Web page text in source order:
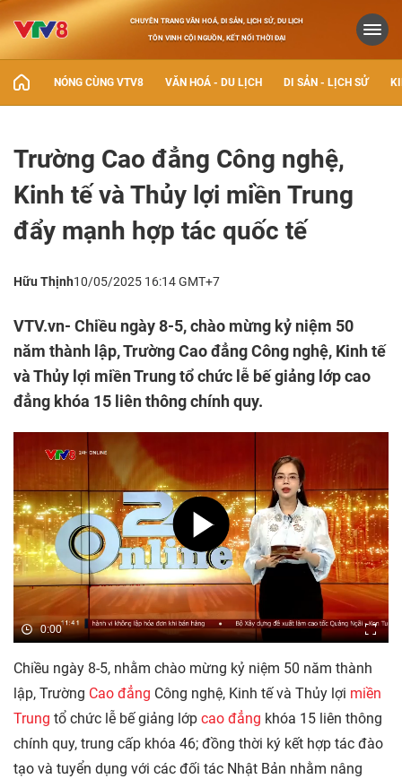
CHUYÊN TRANG VĂN HOÁ, DI SẢN, LỊCH SỬ, DU LỊCH
TÔN VINH CỘI NGUỒN, KẾT NỐI THỜI ĐẠI
NÓNG CÙNG VTV8 VĂN HOÁ - DU LỊCH DI SẢN - LỊCH SỬ
Trường Cao đẳng Công nghệ,
Kinh tế và Thủy lợi miền Trung
đẩy mạnh hợp tác quốc tế
Hữu Thịnh10/05/2025 16:14 GMT+7
VTV.vn- Chiều ngày 8-5, chào mừng kỷ niệm 50
năm thành lập, Trường Cao đẳng Công nghệ, Kinh tế
và Thủy lợi miền Trung tổ chức lễ bế giảng lớp cao
đẳng khóa 15 liên thông chính quy.
0:00
Chiều ngày 8-5, nhằm chào mừng kỷ niệm 50 năm thành
lập, Trường Cao đẳng Công nghệ, Kinh tế và Thủy lợi miền
Trung tổ chức lễ bế giảng lớp cao đẳng khóa 15 liên thông
chính quy, trung cấp khóa 46; đồng thời ký kết hợp tác đào
tạo và tuyển dụng với các đối tác Nhật Bản nhằm nâng